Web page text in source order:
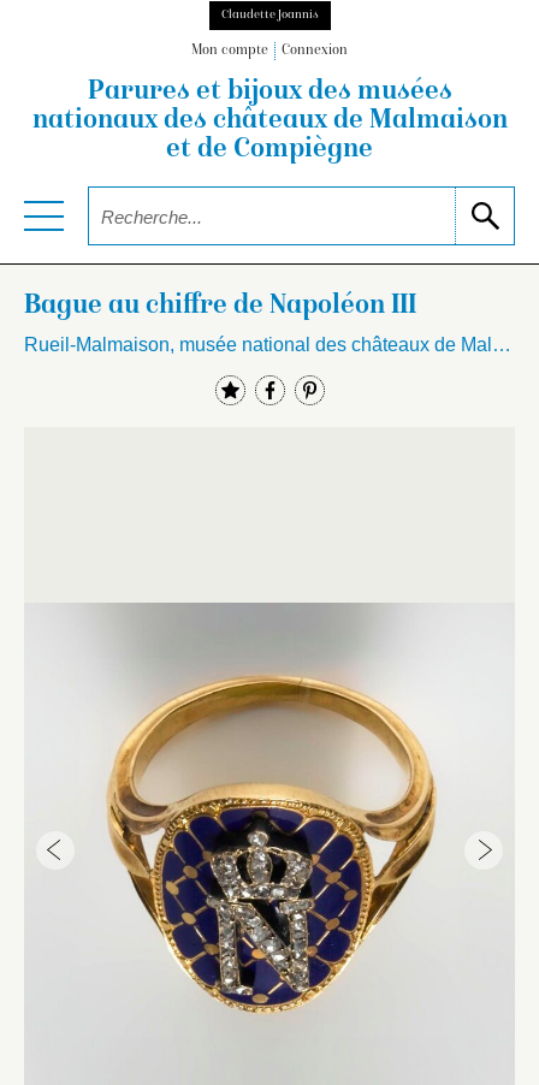
Claudette Joannis
Mon compte Connexion
Parures et bijoux des musées
nationauxdes châteaux de Malmaison
et de Compiègne
Bague au chiffre de Napoléon III
Rueil-Malmaison, musée national des châteaux de Malmaison et Bois-Préau